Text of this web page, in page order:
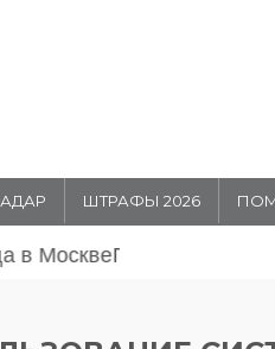
ШТРАФЫ 2026
года в Москве